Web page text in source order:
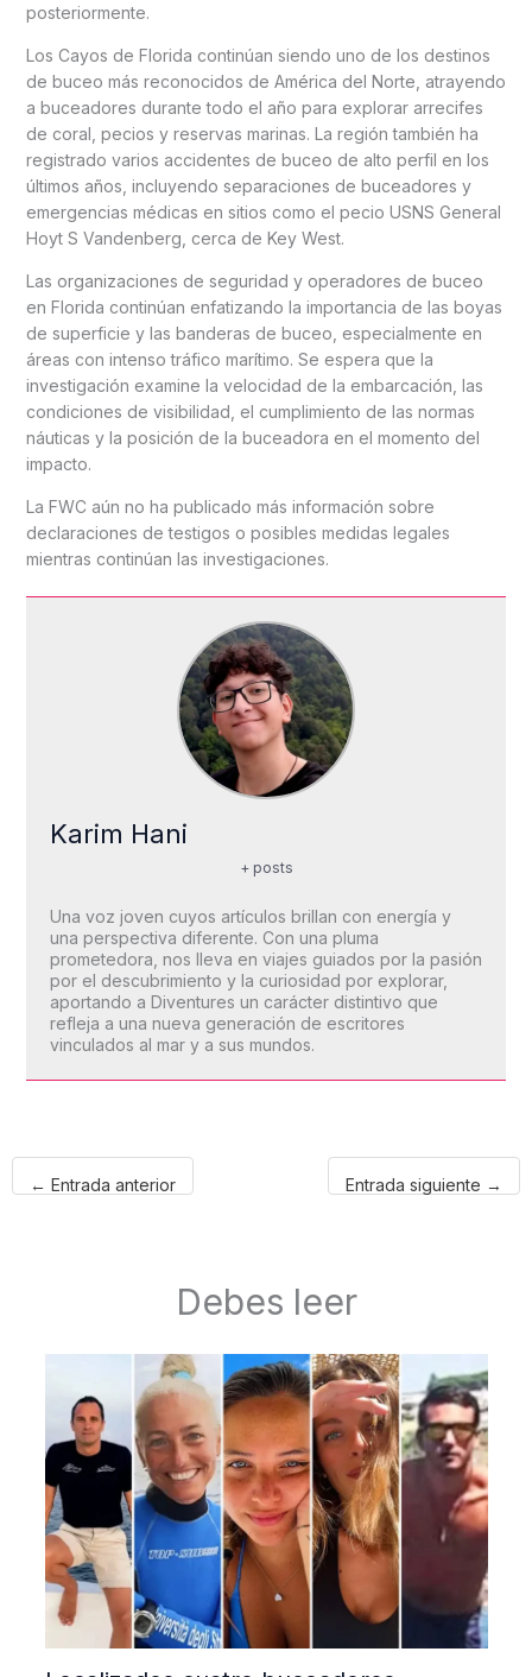
posteriormente.
Los Cayos de Florida continúan siendo uno de los destinos
de buceo más reconocidos de América del Norte, atrayendo
a buceadores durante todo el año para explorar arrecifes
de coral, pecios y reservas marinas. La región también ha
registrado varios accidentes de buceo de alto perfil en los
últimos años, incluyendo separaciones de buceadores y
emergencias médicas en sitios como el pecio USNS General
Hoyt S Vandenberg, cerca de Key West.
Las organizaciones de seguridad y operadores de buceo
en Florida continúan enfatizando la importancia de las boyas
de superficie y las banderas de buceo, especialmente en
áreas con intenso tráfico marítimo. Se espera que la
investigación examine la velocidad de la embarcación, las
condiciones de visibilidad, el cumplimiento de las normas
náuticas y la posición de la buceadora en el momento del
impacto.
La FWC aún no ha publicado más información sobre
declaraciones de testigos o posibles medidas legales
mientras continúan las investigaciones.
Karim Hani
+ posts
Una voz joven cuyos artículos brillan con energía y
una perspectiva diferente. Con una pluma
prometedora, nos lleva en viajes guiados por la pasión
por el descubrimiento y la curiosidad por explorar,
aportando a Diventures un carácter distintivo que
refleja a una nueva generación de escritores
vinculados al mar y a sus mundos.
← Entrada anterior Entrada siguiente →
Debes leer